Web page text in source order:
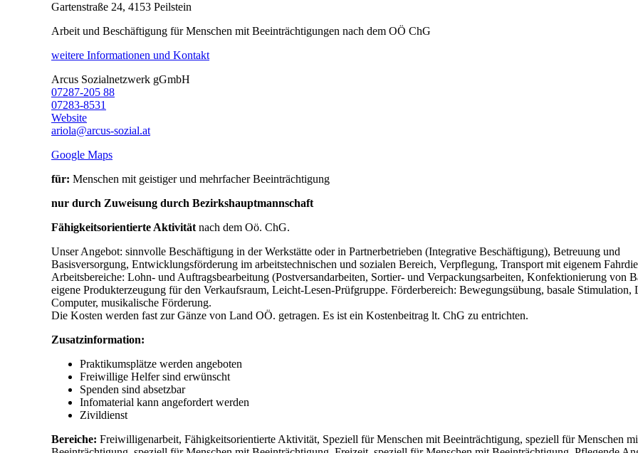
Gartenstraße 24, 4153 Peilstein
Arbeit und Beschäftigung für Menschen mit Beeinträchtigungen nach dem OÖ ChG
weitere Informationen und Kontakt
Arcus Sozialnetzwerk gGmbH
07287-205 88
07283-8531
Website
ariola@arcus-sozial.at
Google Maps
für: Menschen mit geistiger und mehrfacher Beeinträchtigung
nur durch Zuweisung durch Bezirkshauptmannschaft
Fähigkeitsorientierte Aktivitätnach dem Oö. ChG.
Unser Angebot: sinnvolle Beschäftigung in der Werkstätte oder in Partnerbetrieben (Integrative Beschäftigung), Betreuung und
Basisversorgung, Entwicklungsförderung im arbeitstechnischen und sozialen Bereich, Verpflegung, Transport mit eigenem
Arbeitsbereiche: Lohn- und Auftragsbearbeitung (Postversandarbeiten, Sortier- und Verpackungsarbeiten, Konfektionierung von
eigene Produkterzeugung für den Verkaufsraum, Leicht-Lesen-Prüfgruppe. Förderbereich: Bewegungsübung, basale Stimulation,
Computer, musikalische Förderung.
Die Kosten werden fast zur Gänze von Land OÖ. getragen. Es ist ein Kostenbeitrag lt. ChG zu entrichten.
Zusatzinformation:
Praktikumsplätze werden angeboten
Freiwillige Helfer sind erwünscht
Spenden sind absetzbar
Infomaterial kann angefordert werden
Zivildienst
Bereiche: Freiwilligenarbeit, Fähigkeitsorientierte Aktivität, Speziell für Menschen mit Beeinträchtigung, speziell für Menschen